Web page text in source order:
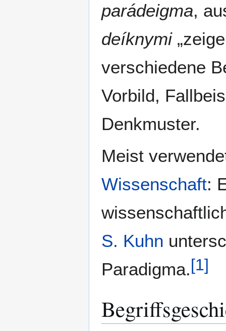
parádeigma,
deíknymi
verschiedene
Vorbild,
Denkmuster.
Meist
Wissenschaft:
S. Kuhn
Paradigma.[1]